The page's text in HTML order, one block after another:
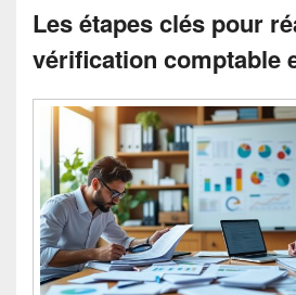
Les étapes clés pour
vérification comptable